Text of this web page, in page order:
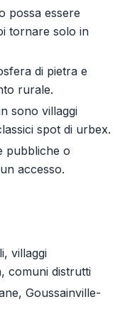
possa essere
tornare solo in
di pietra e
rurale.
sono villaggi
spot di urbex.
pubbliche o
accesso.
villaggi
comuni distrutti
Goussainville-